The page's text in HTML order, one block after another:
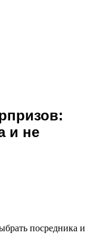
и не
посредника и